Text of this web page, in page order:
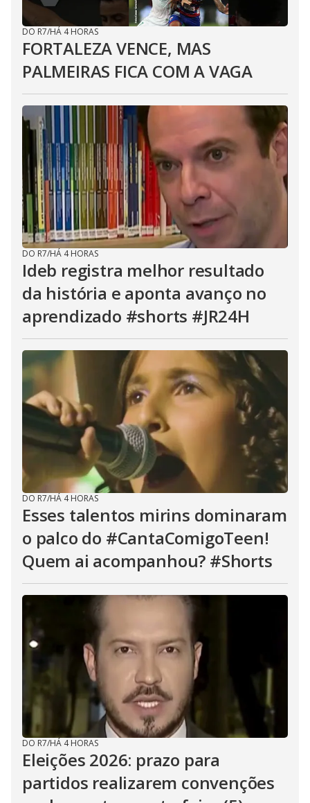
DO R7/HÁ 4 HORAS
FORTALEZA VENCE, MAS
PALMEIRAS FICA COM A VAGA
DO R7/HÁ 4 HORAS
Ideb registra melhor resultado
da história e aponta avanço no
aprendizado #shorts #JR24H
DO R7/HÁ 4 HORAS
Esses talentos mirins dominaram
o palco do #CantaComigoTeen!
Quem ai acompanhou? #Shorts
DO R7/HÁ 4 HORAS
Eleições 2026: prazo para
partidos realizarem convenções